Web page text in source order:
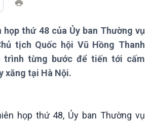
Thời sự 18h
Thời sự 21h30
Bản tin
Chuyên mục
Theo dòng Thời sự
họp thứ 48 của Ủy ban Thường vụ
tịch Quốc hội Vũ Hồng Thanh
trình từng bước để tiến tới cấm
xăng tại Hà Nội.
họp thứ 48, Ủy ban Thường vụ